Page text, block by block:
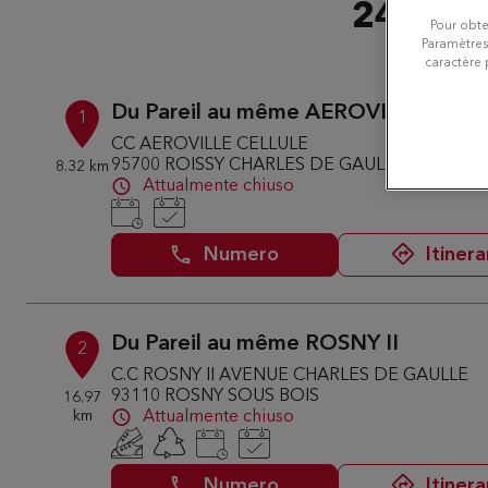
24
1
8.32 km
Du Pareil au même AEROVILLE
CC AEROVILLE CELLULE
95700 ROISSY CHARLES DE GAULLE
Attualmente chiuso
Numero
2
16.97
km
Du Pareil au même ROSNY II
C.C ROSNY II AVENUE CHARLES DE GAULLE
93110 ROSNY SOUS BOIS
Attualmente chiuso
Pour
caractère